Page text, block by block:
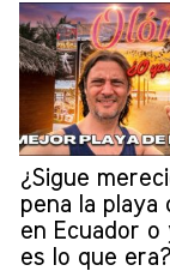
¿Sigue
pena la playa
en Ecuador o
es lo que era?